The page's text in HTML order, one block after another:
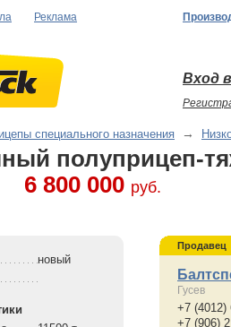
Реклама
Вход
специального назначения →
полуприцеп-
6 800 000 руб.
новый
Продавец
Гусев
+7 (4012)
+7 (906)